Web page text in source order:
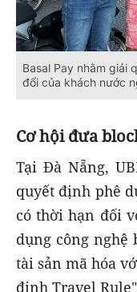
Basal Pay nhằm giải
đổi của khách nước
Cơ hội đưa
Tại Đà Nẵng,
quyết định phê
có thời hạn đối
dụng công
tài sản mã hóa
định Travel